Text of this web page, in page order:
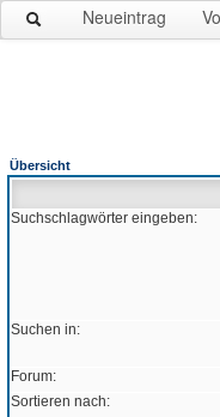
Neueintrag
Übersicht
Suchschlagwörter eingeben:
Suchen in:
Forum:
Sortieren nach: